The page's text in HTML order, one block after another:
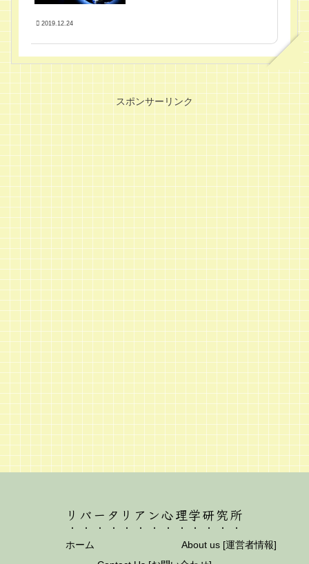
2019.12.24
スポンサーリンク
リバータリアン心理学研究所
ホーム
About us [運営者情報]